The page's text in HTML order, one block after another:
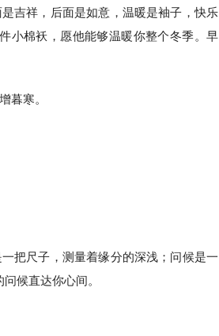
吉祥，后面是如意，温暖是袖子，快乐
小棉袄，愿他能够温暖你整个冬季。早
暮寒。
把尺子，测量着缘分的深浅；问候是一
候直达你心间。